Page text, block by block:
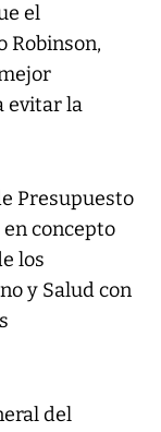
el
Robinson,
evitar la
Presupuesto
concepto
los
y Salud con
del